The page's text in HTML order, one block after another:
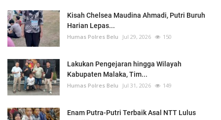
Kisah Chelsea Maudina Ahmadi, Putri Buruh
Harian Lepas...
Humas Polres Belu Jul 29, 2026 150
Lakukan Pengejaran hingga Wilayah
Kabupaten Malaka, Tim...
Humas Polres Belu Jul 31, 2026 149
Enam Putra-Putri Terbaik Asal NTT Lulus